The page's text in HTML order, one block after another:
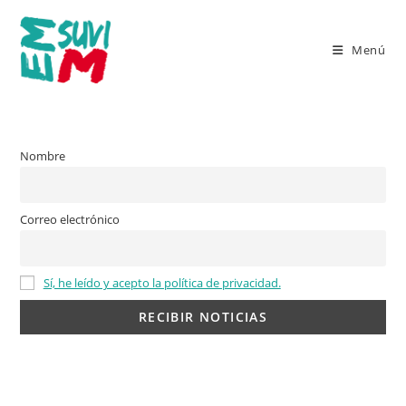
contenido
Menú
Nombre
Correo electrónico
Sí, he leído y acepto la política de privacidad.